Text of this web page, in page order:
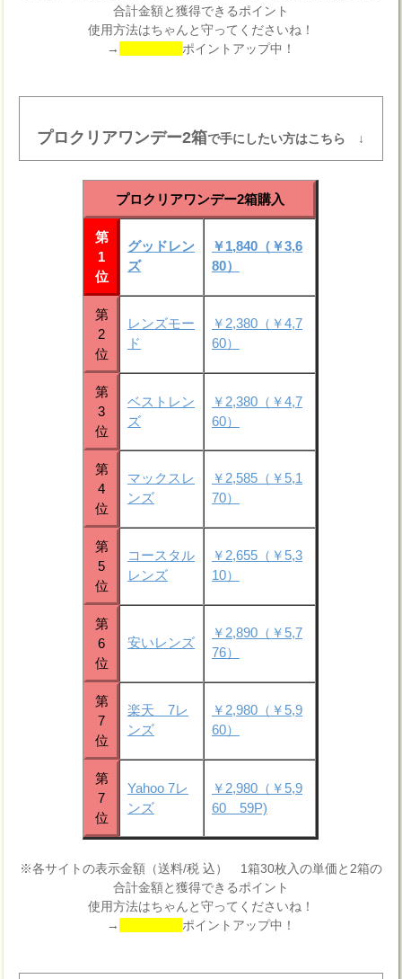
合計金額と獲得できるポイント
使用方法はちゃんと守ってくださいね！
→
ポイントアップ中！
プロクリアワンデー2箱で手にしたい方はこちら ↓
プロクリアワンデー2箱購入
第
1
位
グッドレン
ズ
￥1,840（￥3,6
80）
第
2
位
レンズモー
ド
￥2,380（￥4,7
60）
第
3
位
ベストレン
ズ
￥2,380（￥4,7
60）
第
4
位
マックスレ
ンズ
￥2,585（￥5,1
70）
第
5
位
コースタル
レンズ
￥2,655（￥5,3
10）
第
6
位
安いレンズ
￥2,890（￥5,7
76）
第
7
位
楽天 7レ
ンズ
￥2,980（￥5,9
60）
第
7
位
Yahoo 7レ
ンズ
￥2,980（￥5,9
60 59P)
※各サイトの表示金額（送料/税 込） 1箱30枚入の単価と2箱の
合計金額と獲得できるポイント
使用方法はちゃんと守ってくださいね！
→
ポイントアップ中！